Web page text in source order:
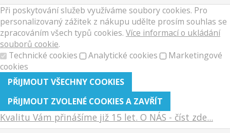
Při poskytování služeb využíváme soubory cookies. Pro
personalizovaný zážitek z nákupu udělte prosím souhlas se
zpracováním všech typů cookies. Více informací o ukládání
souborů cookie.
Technické cookies
Analytické cookies
Marketingové
cookies
Kvalitu Vám přinášíme již 15 let. O NÁS - číst zde...